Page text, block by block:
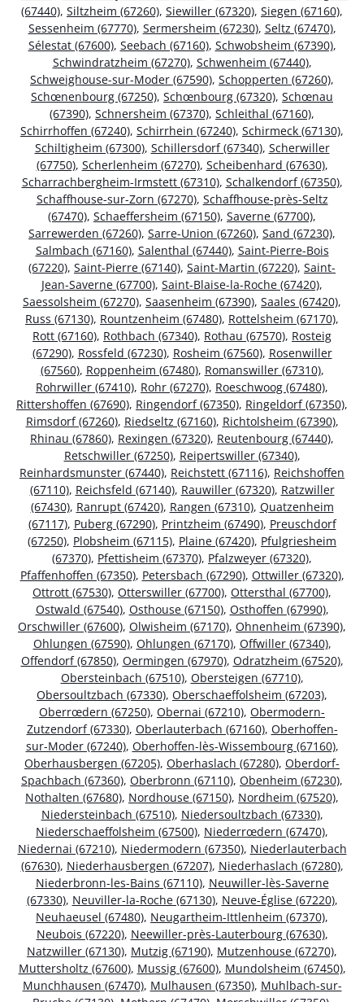
(67440), Siltzheim (67260), Siewiller (67320), Siegen (67160),
Sessenheim (67770), Sermersheim (67230), Seltz (67470),
Sélestat (67600), Seebach (67160), Schwobsheim (67390),
Schwindratzheim (67270), Schwenheim (67440),
Schweighouse-sur-Moder (67590), Schopperten (67260),
Schœnenbourg (67250), Schœnbourg (67320), Schœnau
(67390), Schnersheim (67370), Schleithal (67160),
Schirrhoffen (67240), Schirrhein (67240), Schirmeck (67130),
Schiltigheim (67300), Schillersdorf (67340), Scherwiller
(67750), Scherlenheim (67270), Scheibenhard (67630),
Scharrachbergheim-Irmstett (67310), Schalkendorf (67350),
Schaffhouse-sur-Zorn (67270), Schaffhouse-près-Seltz
(67470), Schaeffersheim (67150), Saverne (67700),
Sarrewerden (67260), Sarre-Union (67260), Sand (67230),
Salmbach (67160), Salenthal (67440), Saint-Pierre-Bois
(67220), Saint-Pierre (67140), Saint-Martin (67220), Saint-
Jean-Saverne (67700), Saint-Blaise-la-Roche (67420),
Saessolsheim (67270), Saasenheim (67390), Saales (67420),
Russ (67130), Rountzenheim (67480), Rottelsheim (67170),
Rott (67160), Rothbach (67340), Rothau (67570), Rosteig
(67290), Rossfeld (67230), Rosheim (67560), Rosenwiller
(67560), Roppenheim (67480), Romanswiller (67310),
Rohrwiller (67410), Rohr (67270), Roeschwoog (67480),
Rittershoffen (67690), Ringendorf (67350), Ringeldorf (67350),
Rimsdorf (67260), Riedseltz (67160), Richtolsheim (67390),
Rhinau (67860), Rexingen (67320), Reutenbourg (67440),
Retschwiller (67250), Reipertswiller (67340),
Reinhardsmunster (67440), Reichstett (67116), Reichshoffen
(67110), Reichsfeld (67140), Rauwiller (67320), Ratzwiller
(67430), Ranrupt (67420), Rangen (67310), Quatzenheim
(67117), Puberg (67290), Printzheim (67490), Preuschdorf
(67250), Plobsheim (67115), Plaine (67420), Pfulgriesheim
(67370), Pfettisheim (67370), Pfalzweyer (67320),
Pfaffenhoffen (67350), Petersbach (67290), Ottwiller (67320),
Ottrott (67530), Otterswiller (67700), Ottersthal (67700),
Ostwald (67540), Osthouse (67150), Osthoffen (67990),
Orschwiller (67600), Olwisheim (67170), Ohnenheim (67390),
Ohlungen (67590), Ohlungen (67170), Offwiller (67340),
Offendorf (67850), Oermingen (67970), Odratzheim (67520),
Obersteinbach (67510), Obersteigen (67710),
Obersoultzbach (67330), Oberschaeffolsheim (67203),
Oberrœdern (67250), Obernai (67210), Obermodern-
Zutzendorf (67330), Oberlauterbach (67160), Oberhoffen-
sur-Moder (67240), Oberhoffen-lès-Wissembourg (67160),
Oberhausbergen (67205), Oberhaslach (67280), Oberdorf-
Spachbach (67360), Oberbronn (67110), Obenheim (67230),
Nothalten (67680), Nordhouse (67150), Nordheim (67520),
Niedersteinbach (67510), Niedersoultzbach (67330),
Niederschaeffolsheim (67500), Niederrœdern (67470),
Niedernai (67210), Niedermodern (67350), Niederlauterbach
(67630), Niederhausbergen (67207), Niederhaslach (67280),
Niederbronn-les-Bains (67110), Neuwiller-lès-Saverne
(67330), Neuviller-la-Roche (67130), Neuve-Église (67220),
Neuhaeusel (67480), Neugartheim-Ittlenheim (67370),
Neubois (67220), Neewiller-près-Lauterbourg (67630),
Natzwiller (67130), Mutzig (67190), Mutzenhouse (67270),
Muttersholtz (67600), Mussig (67600), Mundolsheim (67450),
Munchhausen (67470), Mulhausen (67350), Muhlbach-sur-